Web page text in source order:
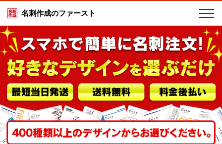
名刺作成のファースト